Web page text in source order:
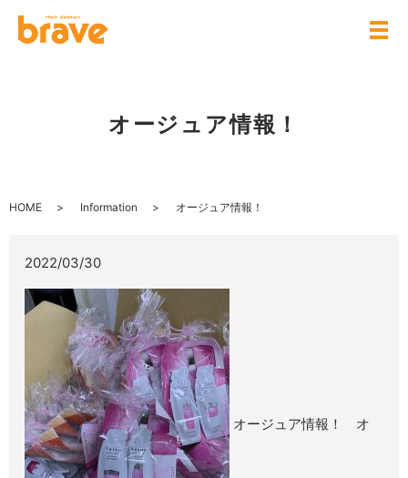
オージュア情報！
HOME Information オージュア情報！
2022/03/30
オージュア情報！ オ